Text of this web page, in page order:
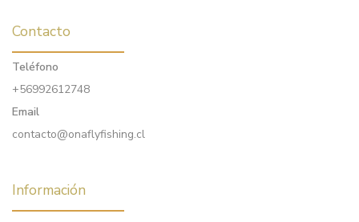
Contacto
Teléfono
+56992612748
Email
contacto@onaflyfishing.cl
Información